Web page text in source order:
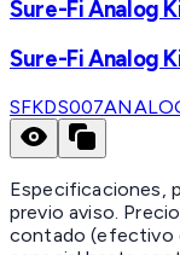
Sure-Fi Analog
Sure-Fi Analog
Especificaciones,
previo aviso.
contado (efectivo